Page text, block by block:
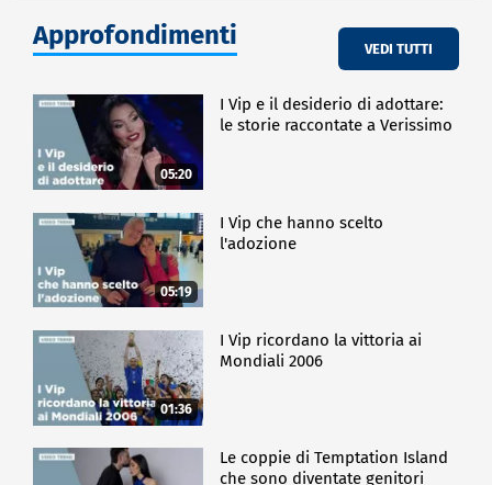
Approfondimenti VEDI TUTTI
05:20
I Vip e il desiderio di adottare:
le storie raccontate a Verissimo
05:19
I Vip che hanno scelto
l'adozione
01:36
I Vip ricordano la vittoria ai
Mondiali 2006
Le coppie di Temptation Island
che sono diventate genitori